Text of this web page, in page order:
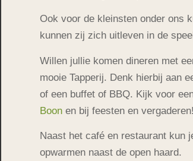
Ook voor de kleinsten onder ons
kunnen zij zich uitleven in de
Willen jullie komen dineren met
mooie Tapperij. Denk hierbij aan
of een buffet of BBQ. Kijk voor
Boon en bij feesten en vergaderen!
Naast het café en restaurant kun
opwarmen naast de open haard.